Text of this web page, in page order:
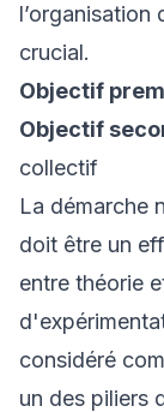
l’organisation
crucial.
Objectif
Objectif
collectif
La démarche
doit être un
entre théorie
considéré
un des piliers